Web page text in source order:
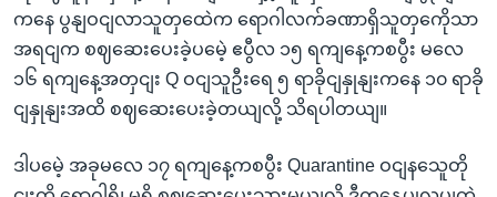
ကနေ ပွနျဝငျလာသူတှထေဲက ရောဂါလက်ခဏာရှိသူတှကေိုသာ
အရငျက စဈဆေးပေးခဲ့ပမေဲ့ ဧပွီလ ၁၅ ရကျနေ့ကစပွီး မလေ
၁၆ ရကျနေ့အတှငျး Q ဝငျသူဦးရေ ၅ ရာခိုငျနှုနျးကနေ ၁၀ ရာခို
ငျနှုနျးအထိ စဈဆေးပေးခဲ့တယျလို့ သိရပါတယျ။
ဒါပမေဲ့ အခုမလေ ၁၇ ရကျနေ့ကစပွီး Quarantine ဝငျနသေူတို